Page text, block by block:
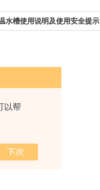
以帮
水槽使用说明及使用安全提示